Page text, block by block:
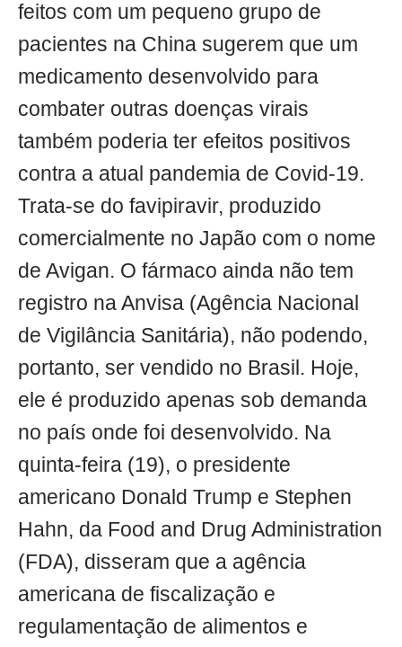
feitos com um pequeno grupo de
pacientes na China sugerem que um
medicamento desenvolvido para
combater outras doenças virais
também poderia ter efeitos positivos
contra a atual pandemia de Covid-19.
Trata-se do favipiravir, produzido
comercialmente no Japão com o nome
de Avigan. O fármaco ainda não tem
registro na Anvisa (Agência Nacional
de Vigilância Sanitária), não podendo,
portanto, ser vendido no Brasil. Hoje,
ele é produzido apenas sob demanda
no país onde foi desenvolvido. Na
quinta-feira (19), o presidente
americano Donald Trump e Stephen
Hahn, da Food and Drug Administration
(FDA), disseram que a agência
americana de fiscalização e
regulamentação de alimentos e